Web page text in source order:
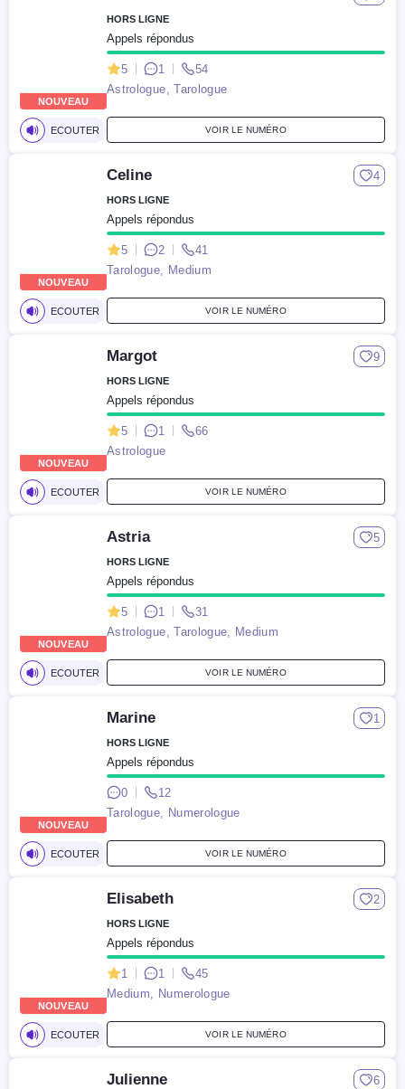
NOUVEAU
HORS LIGNE
Appels répondus
5 1
54
Astrologue, Tarologue
ECOUTER VOIR LE NUMÉRO
NOUVEAU
Celine 4
HORS LIGNE
Appels répondus
5 2
41
Tarologue, Medium
ECOUTER VOIR LE NUMÉRO
NOUVEAU
Margot 9
HORS LIGNE
Appels répondus
5 1
66
Astrologue
ECOUTER VOIR LE NUMÉRO
NOUVEAU
Astria 5
HORS LIGNE
Appels répondus
5 1
31
Astrologue, Tarologue, Medium
ECOUTER VOIR LE NUMÉRO
NOUVEAU
Marine 1
HORS LIGNE
Appels répondus
0
12
Tarologue, Numerologue
ECOUTER VOIR LE NUMÉRO
NOUVEAU
Elisabeth 2
HORS LIGNE
Appels répondus
1 1
45
Medium, Numerologue
ECOUTER VOIR LE NUMÉRO
Julienne 6